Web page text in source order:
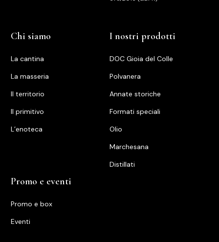
Chi siamo
La cantina
La masseria
Il territorio
ll primitivo
L’enoteca
I nostri prodotti
DOC Gioia del Colle
Polvanera
Annate storiche
Formati speciali
Olio
Marchesana
Distillati
Promo e eventi
Promo e box
Eventi